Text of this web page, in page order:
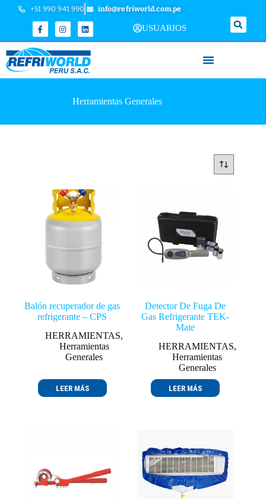
+51 990 941 990 info@refriworld.com.pe
USUARIOS
Herramientas Generales
Balón recuperador de gas
refrigerante – CPS
HERRAMIENTAS,
Herramientas
Generales
LEER MÁS
Detector De Fuga De
Gas Refrigerante TEK-
Mate
HERRAMIENTAS,
Herramientas
Generales
LEER MÁS